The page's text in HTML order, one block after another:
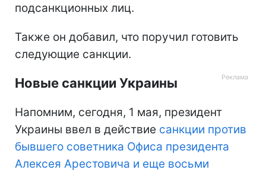
подсанкционных лиц.
Также он добавил, что поручил готовить
следующие санкции.
Новые санкции Украины
Напомним, сегодня, 1 мая, президент
Украины ввел в действие санкции против
бывшего советника Офиса президента
Алексея Арестовича и еще восьми